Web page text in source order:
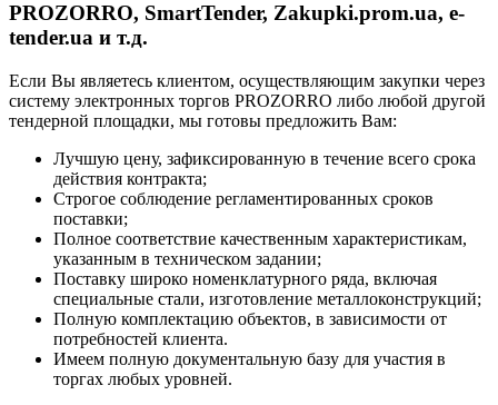
PROZORRO, SmartTender, Zakupki.prom.ua, e-
tender.ua и т.д.
Если Вы являетесь клиентом, осуществляющим закупки через
систему электронных торгов PROZORRO либо любой другой
тендерной площадки, мы готовы предложить Вам:
Лучшую цену, зафиксированную в течение всего срока
действия контракта;
Строгое соблюдение регламентированных сроков
поставки;
Полное соответствие качественным характеристикам,
указанным в техническом задании;
Поставку широко номенклатурного ряда, включая
специальные стали, изготовление металлоконструкций;
Полную комплектацию объектов, в зависимости от
потребностей клиента.
Имеем полную документальную базу для участия в
торгах любых уровней.